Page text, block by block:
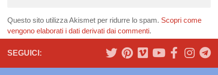
Questo sito utilizza Akismet per ridurre lo spam. Scopri come
vengono elaborati i dati derivati dai commenti.
SEGUICI: